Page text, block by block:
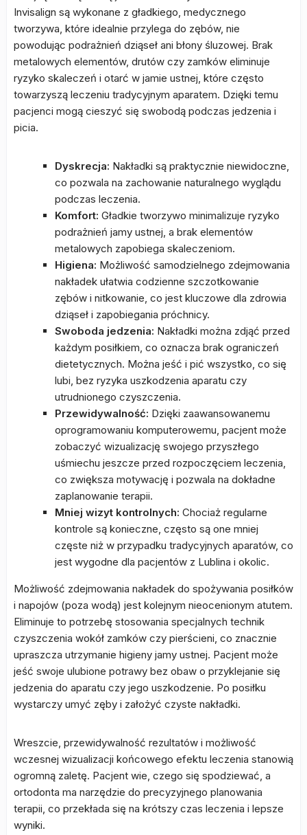
Invisalign są wykonane z gładkiego, medycznego
tworzywa, które idealnie przylega do zębów, nie
powodując podrażnień dziąseł ani błony śluzowej. Brak
metalowych elementów, drutów czy zamków eliminuje
ryzyko skaleczeń i otarć w jamie ustnej, które często
towarzyszą leczeniu tradycyjnym aparatem. Dzięki temu
pacjenci mogą cieszyć się swobodą podczas jedzenia i
picia.
Dyskrecja: Nakładki są praktycznie niewidoczne,
co pozwala na zachowanie naturalnego wyglądu
podczas leczenia.
Komfort: Gładkie tworzywo minimalizuje ryzyko
podrażnień jamy ustnej, a brak elementów
metalowych zapobiega skaleczeniom.
Higiena: Możliwość samodzielnego zdejmowania
nakładek ułatwia codzienne szczotkowanie
zębów i nitkowanie, co jest kluczowe dla zdrowia
dziąseł i zapobiegania próchnicy.
Swoboda jedzenia: Nakładki można zdjąć przed
każdym posiłkiem, co oznacza brak ograniczeń
dietetycznych. Można jeść i pić wszystko, co się
lubi, bez ryzyka uszkodzenia aparatu czy
utrudnionego czyszczenia.
Przewidywalność: Dzięki zaawansowanemu
oprogramowaniu komputerowemu, pacjent może
zobaczyć wizualizację swojego przyszłego
uśmiechu jeszcze przed rozpoczęciem leczenia,
co zwiększa motywację i pozwala na dokładne
zaplanowanie terapii.
Mniej wizyt kontrolnych: Chociaż regularne
kontrole są konieczne, często są one mniej
częste niż w przypadku tradycyjnych aparatów, co
jest wygodne dla pacjentów z Lublina i okolic.
Możliwość zdejmowania nakładek do spożywania posiłków
i napojów (poza wodą) jest kolejnym nieocenionym atutem.
Eliminuje to potrzebę stosowania specjalnych technik
czyszczenia wokół zamków czy pierścieni, co znacznie
upraszcza utrzymanie higieny jamy ustnej. Pacjent może
jeść swoje ulubione potrawy bez obaw o przyklejanie się
jedzenia do aparatu czy jego uszkodzenie. Po posiłku
wystarczy umyć zęby i założyć czyste nakładki.
Wreszcie, przewidywalność rezultatów i możliwość
wczesnej wizualizacji końcowego efektu leczenia stanowią
ogromną zaletę. Pacjent wie, czego się spodziewać, a
ortodonta ma narzędzie do precyzyjnego planowania
terapii, co przekłada się na krótszy czas leczenia i lepsze
wyniki.